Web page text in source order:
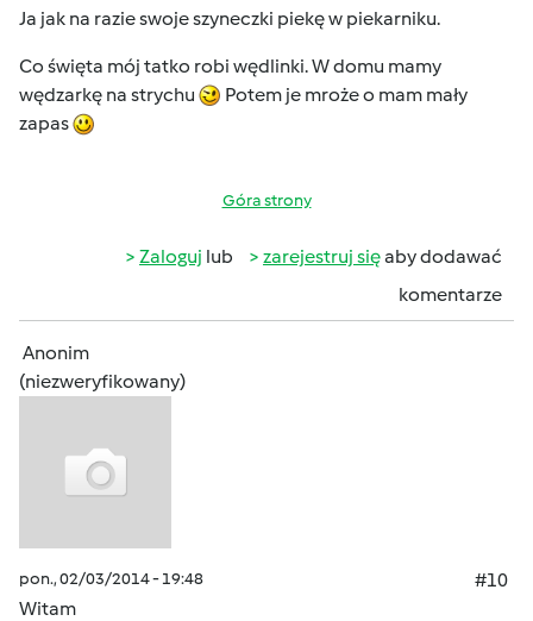
Ja jak na razie swoje szyneczki piekę w piekarniku.
Co święta mój tatko robi wędlinki. W domu mamy
wędzarkę na strychu
Potem je mroże o mam mały
zapas
Góra strony
Zaloguj lub zarejestruj sięaby dodawać
komentarze
Anonim
(niezweryfikowany)
pon., 02/03/2014 - 19:48
#10
Witam